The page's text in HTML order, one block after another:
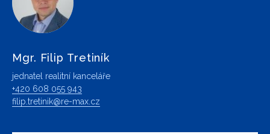
Mgr. Filip Tretiník
jednatel realitní kanceláře
+420 608 055 943
filip.tretinik@re-max.cz